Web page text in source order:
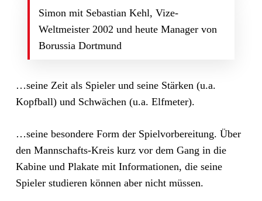
Simon mit Sebastian Kehl, Vize-
Weltmeister 2002 und heute Manager von
Borussia Dortmund
…seine Zeit als Spieler und seine Stärken (u.a.
Kopfball) und Schwächen (u.a. Elfmeter).
…seine besondere Form der Spielvorbereitung. Über
den Mannschafts-Kreis kurz vor dem Gang in die
Kabine und Plakate mit Informationen, die seine
Spieler studieren können aber nicht müssen.